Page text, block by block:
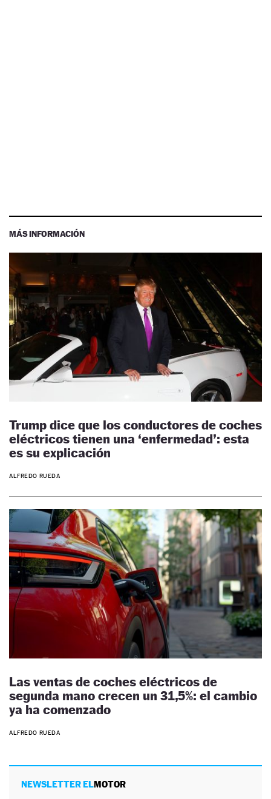
MÁS INFORMACIÓN
Trump dice que los conductores de coches
eléctricos tienen una ‘enfermedad’: esta
es su explicación
ALFREDO RUEDA
Las ventas de coches eléctricos de
segunda mano crecen un 31,5%: el cambio
ya ha comenzado
ALFREDO RUEDA
NEWSLETTER ELMOTOR